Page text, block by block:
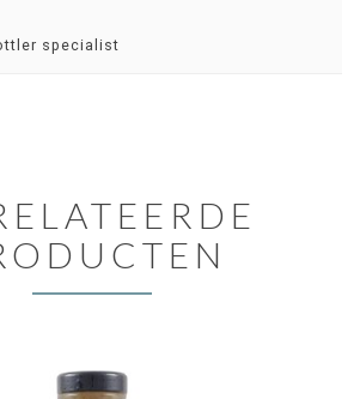
specialist